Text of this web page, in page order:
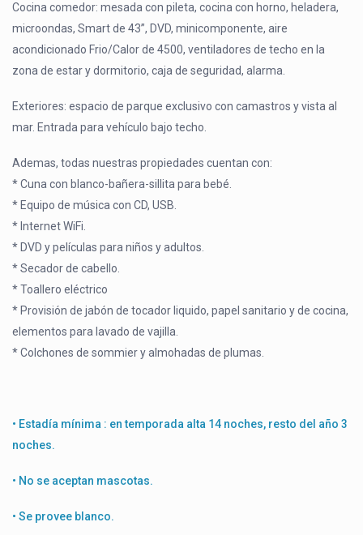
Cocina comedor: mesada con pileta, cocina con horno, heladera,
microondas, Smart de 43”, DVD, minicomponente, aire
acondicionado Frio/Calor de 4500, ventiladores de techo en la
zona de estar y dormitorio, caja de seguridad, alarma.
Exteriores: espacio de parque exclusivo con camastros y vista al
mar. Entrada para vehículo bajo techo.
Ademas, todas nuestras propiedades cuentan con:
* Cuna con blanco-bañera-sillita para bebé.
* Equipo de música con CD, USB.
* Internet WiFi.
* DVD y películas para niños y adultos.
* Secador de cabello.
* Toallero eléctrico
* Provisión de jabón de tocador liquido, papel sanitario y de cocina,
elementos para lavado de vajilla.
* Colchones de sommier y almohadas de plumas.
• Estadía mínima : en temporada alta 14 noches, resto del año 3
noches.
• No se aceptan mascotas.
• Se provee blanco.